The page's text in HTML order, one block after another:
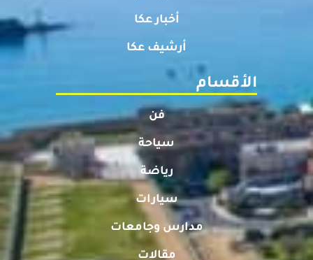
أخبار عكا
أرشيف عكا
الأقسام
فن
سياحة
رياضة
سيارات
مدارس وجامعات
مقالات